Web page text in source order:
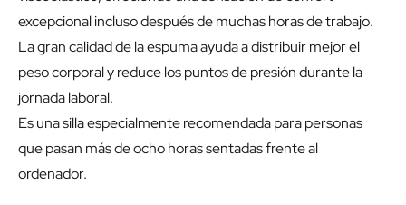
excepcional incluso después de muchas horas de trabajo.
La gran calidad de la espuma ayuda a distribuir mejor el
peso corporal y reduce los puntos de presión durante la
jornada laboral.
Es una silla especialmente recomendada para personas
que pasan más de ocho horas sentadas frente al
ordenador.